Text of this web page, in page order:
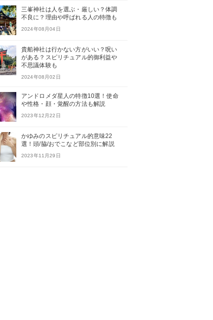
三峯神社は人を選ぶ・厳しい？体調
不良に？理由や呼ばれる人の特徴も
2024年08月04日
貴船神社は行かない方がいい？呪い
がある？スピリチュアル的御利益や
不思議体験も
2024年08月02日
アンドロメダ星人の特徴10選！使命
や性格・顔・覚醒の方法も解説
2023年12月22日
かゆみのスピリチュアル的意味22
選！頭/脇/おでこなど部位別に解説
2023年11月29日